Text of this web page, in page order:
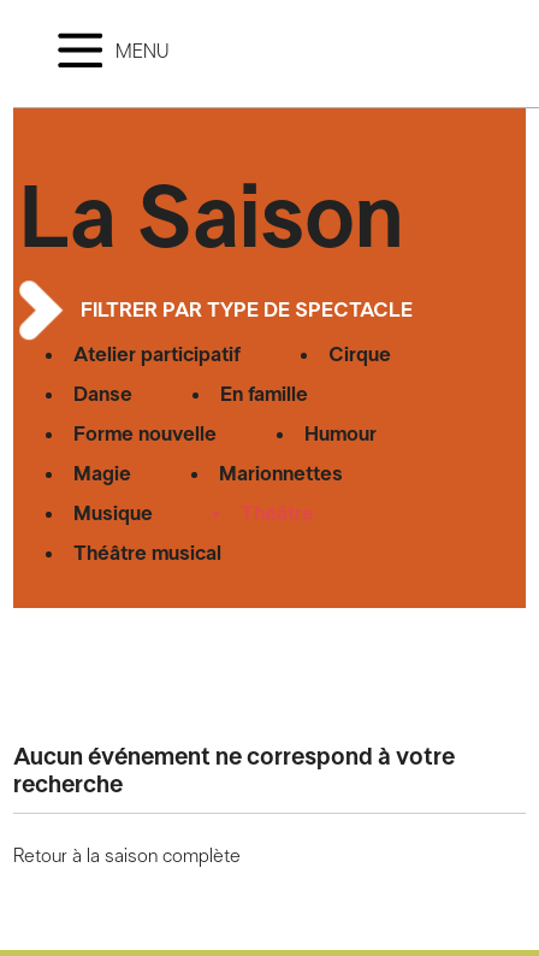
MENU
La Saison
FILTRER PAR TYPE DE SPECTACLE
Atelier participatif
Cirque
Danse
En famille
Forme nouvelle
Humour
Magie
Marionnettes
Musique
Théâtre
Théâtre musical
Aucun événement ne correspond à votre
recherche
Retour à la saison complète